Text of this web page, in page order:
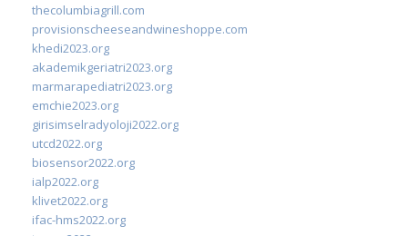
thecolumbiagrill.com
provisionscheeseandwineshoppe.com
khedi2023.org
akademikgeriatri2023.org
marmarapediatri2023.org
emchie2023.org
girisimselradyoloji2022.org
utcd2022.org
biosensor2022.org
ialp2022.org
klivet2022.org
ifac-hms2022.org